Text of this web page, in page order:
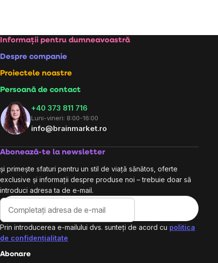
Subsol
Informații pentru dumneavoastră
Despre companie
Proiectele noastre
Persoană de contact
+40 373 811 716
Luni-vineri: 8:00-16:00
info@brainmarket.ro
Abonează-te la newsletter
și primește sfaturi pentru un stil de viață sănătos, oferte
exclusive și informații despre produse noi – trebuie doar să
introduci adresa ta de e-mail.
Prin introducerea e-mailului dvs. sunteți de acord cu politica
de confidențialitate
Abonare